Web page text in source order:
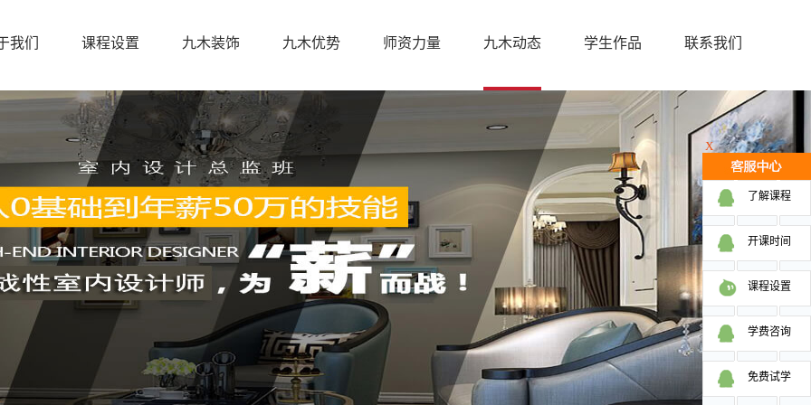
我们 课程设置 九木装饰 九木优势 师资力量 九木动态 学生作品 联系我们
X
了解课程
开课时间
课程设置
学费咨询
免费试学